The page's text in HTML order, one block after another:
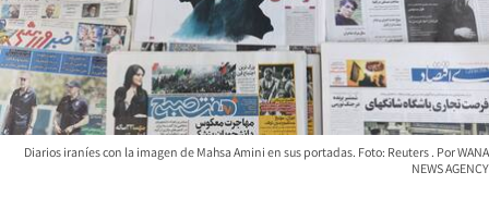
Diarios iraníes con la imagen de Mahsa Amini en sus portadas. Foto: Reuters
WANA
NEWS AGENCY